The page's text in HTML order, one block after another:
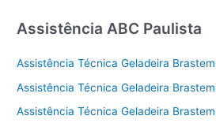
Assistência ABC Paulista
Assistência Técnica Geladeira
Assistência Técnica Geladeira
Assistência Técnica Geladeira